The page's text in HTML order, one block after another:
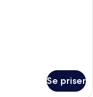
Se priser